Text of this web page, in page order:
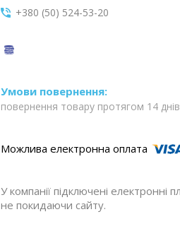
+380 (50) 524-53-20
повернення товару протягом 14 днів
У компанії підключені
не покидаючи сайту.